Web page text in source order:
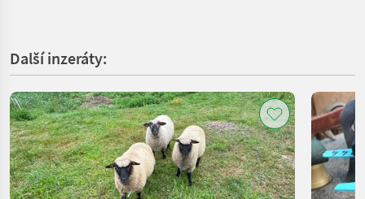
Další inzeráty: